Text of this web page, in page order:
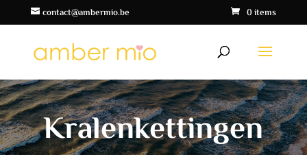
contact@ambermio.be 0 items
Kralenkettingen